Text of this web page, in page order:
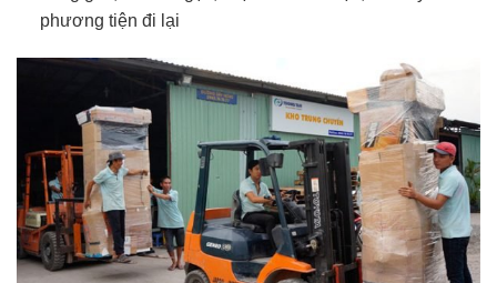
phương tiện đi lại